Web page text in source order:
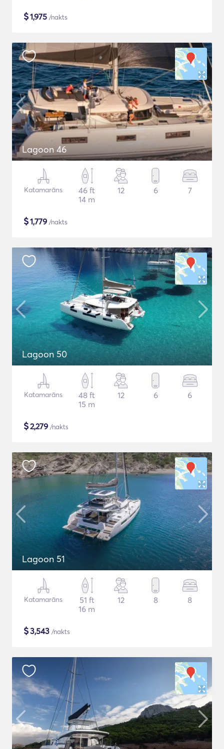
$1,975 /nakts
Lagoon 46
Katamarāns
46 ft
14 m
12 6 7
$1,779 /nakts
Lagoon 50
Katamarāns
48 ft
15 m
12 6 6
$2,279 /nakts
Lagoon 51
Katamarāns
51 ft
16 m
12 8 8
$3,543 /nakts